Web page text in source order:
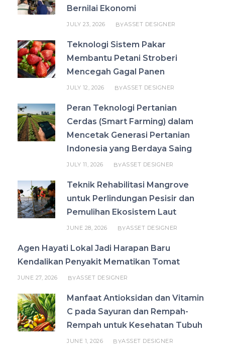
Bernilai Ekonomi
JULY 23, 2026 BYASSET DESIGNER
Teknologi Sistem Pakar
Membantu Petani Stroberi
Mencegah Gagal Panen
JULY 12, 2026 BYASSET DESIGNER
Peran Teknologi Pertanian
Cerdas (Smart Farming) dalam
Mencetak Generasi Pertanian
Indonesia yang Berdaya Saing
JULY 11, 2026 BYASSET DESIGNER
Teknik Rehabilitasi Mangrove
untuk Perlindungan Pesisir dan
Pemulihan Ekosistem Laut
JUNE 28, 2026 BYASSET DESIGNER
Agen Hayati Lokal Jadi Harapan Baru
Kendalikan Penyakit Mematikan Tomat
JUNE 27, 2026 BYASSET DESIGNER
Manfaat Antioksidan dan Vitamin
C pada Sayuran dan Rempah-
Rempah untuk Kesehatan Tubuh
JUNE 1, 2026 BYASSET DESIGNER